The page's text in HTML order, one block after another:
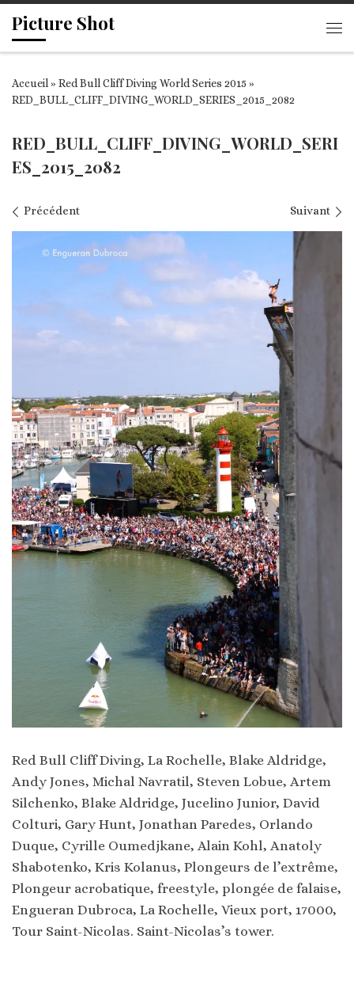
Passer au contenu
Picture Shot
Accueil» Red Bull Cliff Diving World Series 2015 »
RED_BULL_CLIFF_DIVING_WORLD_SERIES_2015_2082
RED_BULL_CLIFF_DIVING_WORLD_SERI
ES_2015_2082
Navigation des images
Précédent Suivant
Red Bull Cliff Diving, La Rochelle, Blake Aldridge,
Andy Jones, Michal Navratil, Steven Lobue, Artem
Silchenko, Blake Aldridge, Jucelino Junior, David
Colturi, Gary Hunt, Jonathan Paredes, Orlando
Duque, Cyrille Oumedjkane, Alain Kohl, Anatoly
Shabotenko, Kris Kolanus, Plongeurs de l’extrême,
Plongeur acrobatique, freestyle, plongée de falaise,
Engueran Dubroca, La Rochelle, Vieux port, 17000,
Tour Saint-Nicolas. Saint-Nicolas’s tower.